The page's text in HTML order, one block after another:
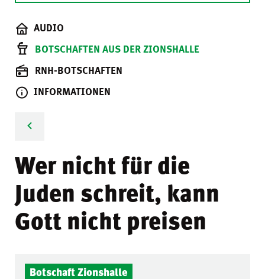
AUDIO
BOTSCHAFTEN AUS DER ZIONSHALLE
RNH-BOTSCHAFTEN
INFORMATIONEN
Wer nicht für die
Juden schreit, kann
Gott nicht preisen
Botschaft Zionshalle